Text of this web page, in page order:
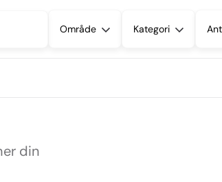
Område Kategori
din